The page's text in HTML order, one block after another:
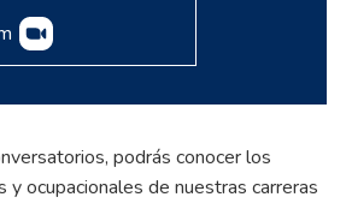
podrás conocer los
ocupacionales de nuestras carreras